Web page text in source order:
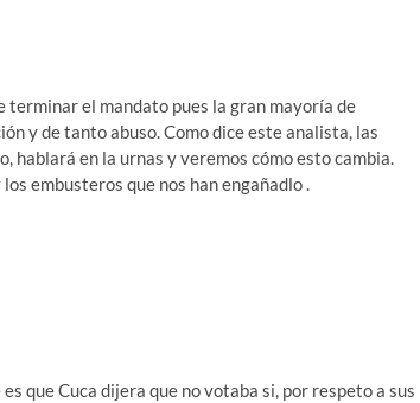
terminar el mandato pues la gran mayoría de
y de tanto abuso. Como dice este analista, las
hablará en la urnas y veremos cómo esto cambia.
embusteros que nos han engañadlo .
que Cuca dijera que no votaba si, por respeto a sus